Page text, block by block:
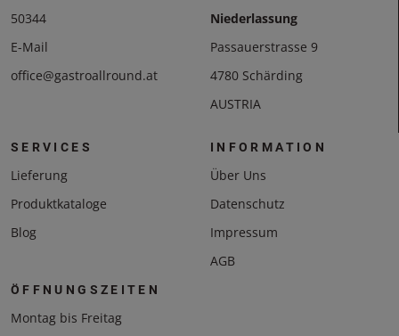
50344
E-Mail
office@gastroallround.at
Niederlassung
Passauerstrasse 9
4780 Schärding
AUSTRIA
SERVICES
Lieferung
Produktkataloge
Blog
INFORMATION
Über Uns
Datenschutz
Impressum
AGB
ÖFFNUNGSZEITEN
Montag bis Freitag